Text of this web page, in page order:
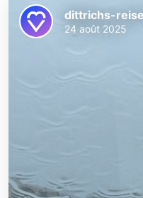
dittrichs-
24 août 2025